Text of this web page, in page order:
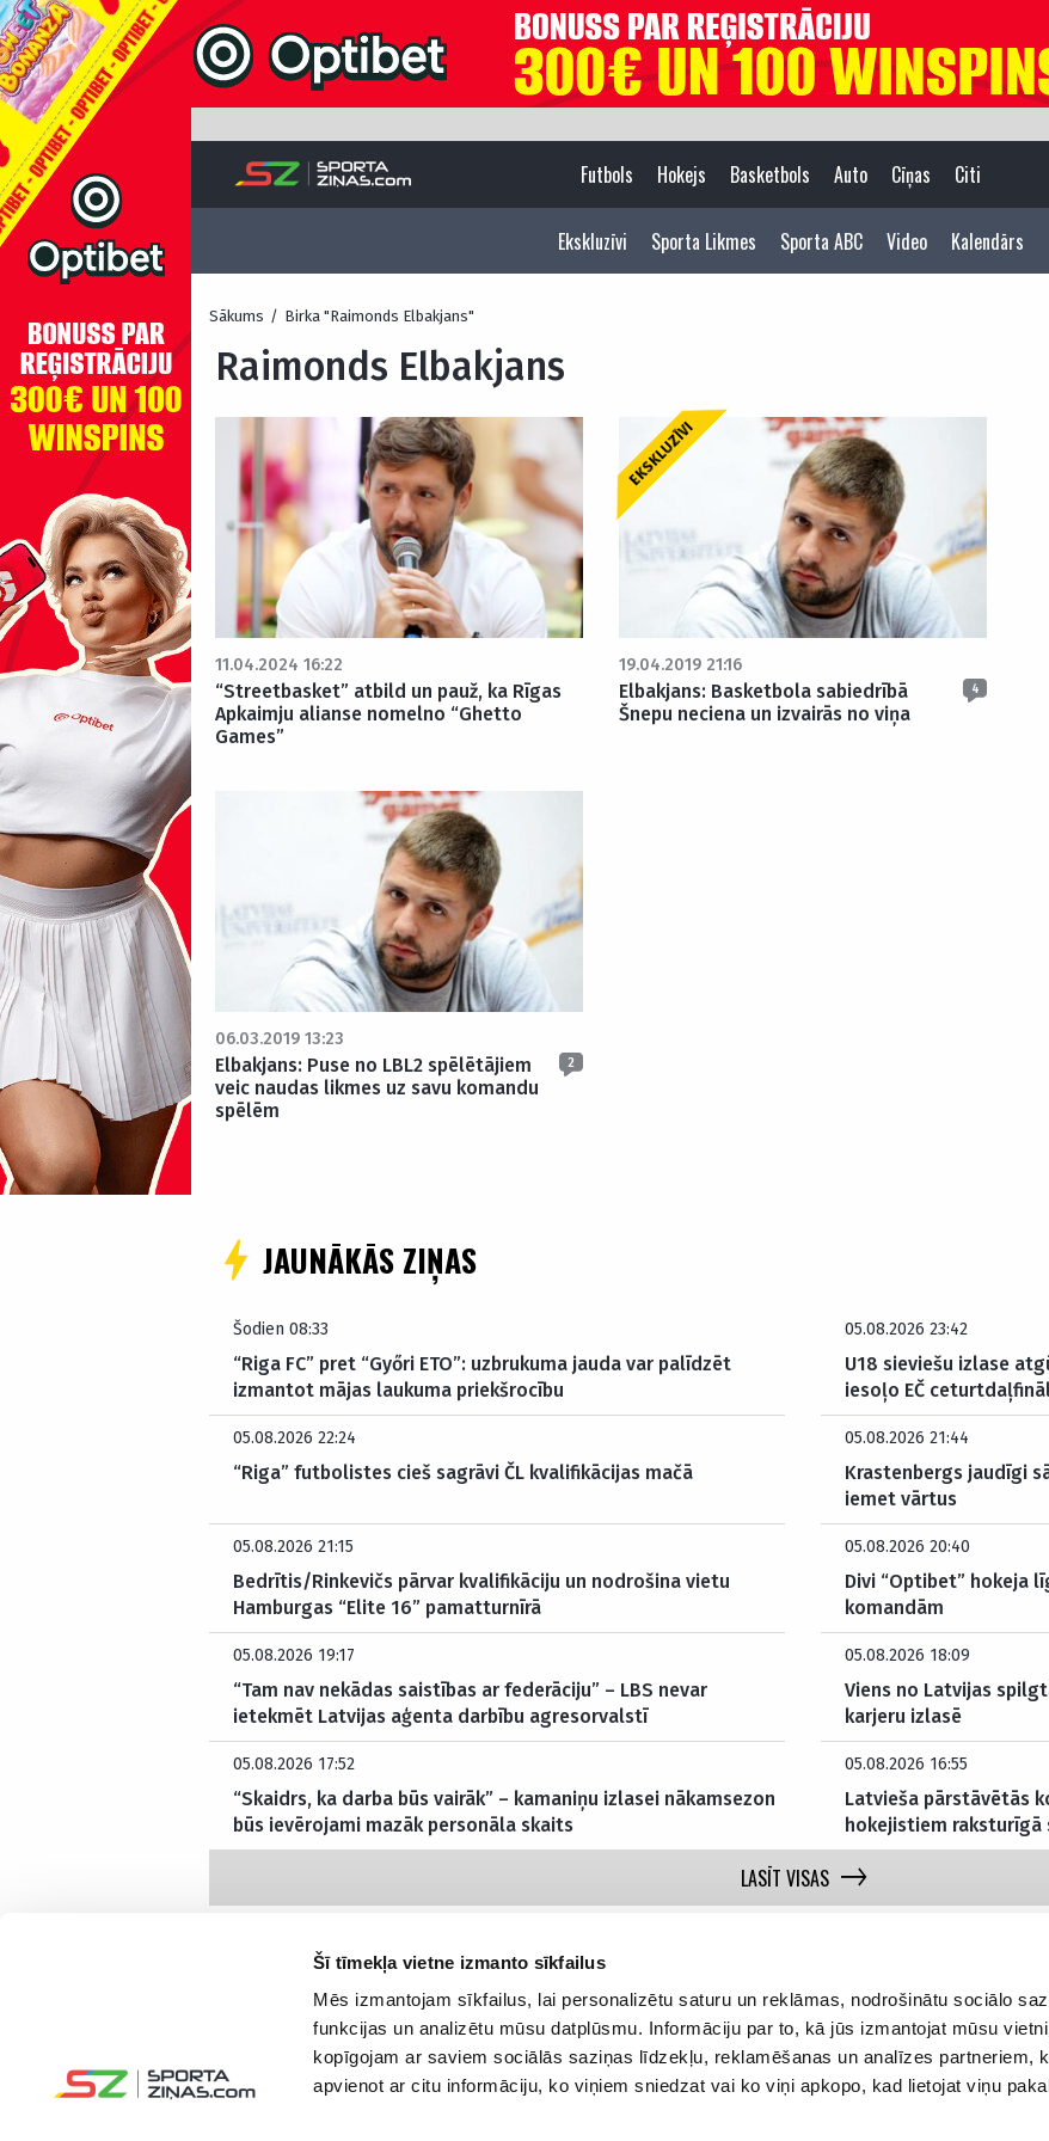
Šī tīmekļa vietne izmanto sīkfailus
Mēs izmantojam sīkfailus, lai personalizētu saturu un reklāmas, nodrošinātu sociālo
funkcijas un analizētu mūsu datplūsmu. Informāciju par to, kā jūs izmantojat mūsu
kopīgojam ar saviem sociālās saziņas līdzekļu, reklamēšanas un analīzes partneriem,
apvienot ar citu informāciju, ko viņiem sniedzat vai ko viņi apkopo, kad lietojat viņu
Futbols Hokejs Basketbols Auto Cīņas Citi
Ekskluzīvi Sporta Likmes Sporta ABC Video Kalendārs
Sākums / Birka "Raimonds Elbakjans"
Raimonds Elbakjans
11.04.2024 16:22
“Streetbasket” atbild un pauž, ka Rīgas
Apkaimju alianse nomelno “Ghetto
Games”
EKSKLUZĪVI
19.04.2019 21:16
Elbakjans: Basketbola sabiedrībā
Šnepu neciena un izvairās no viņa
4
06.03.2019 13:23
Elbakjans: Puse no LBL2 spēlētājiem
veic naudas likmes uz savu komandu
spēlēm
2
JAUNĀKĀS ZIŅAS
Šodien 08:33
“Riga FC” pret “Győri ETO”: uzbrukuma jauda var palīdzēt
izmantot mājas laukuma priekšrocību
05.08.2026 23:42
U18 sieviešu izlase
iesoļo EČ
05.08.2026 22:24
“Riga” futbolistes cieš sagrāvi ČL kvalifikācijas mačā
05.08.2026 21:44
Krastenbergs jaudīgi
iemet vārtus
05.08.2026 21:15
Bedrītis/Rinkevičs pārvar kvalifikāciju un nodrošina vietu
Hamburgas “Elite 16” pamatturnīrā
05.08.2026 20:40
Divi “Optibet” hokeja
komandām
05.08.2026 19:17
“Tam nav nekādas saistības ar federāciju” – LBS nevar
ietekmēt Latvijas aģenta darbību agresorvalstī
05.08.2026 18:09
Viens no Latvijas
karjeru izlasē
05.08.2026 17:52
“Skaidrs, ka darba būs vairāk” – kamaniņu izlasei nākamsezon
būs ievērojami mazāk personāla skaits
05.08.2026 16:55
Latvieša pārstāvētās
hokejistiem raksturīgā
LASĪT VISAS
Interesanti un saprotami par sportu
Seko mums:
Par mums
Reklāmas Parametri
Kontakti